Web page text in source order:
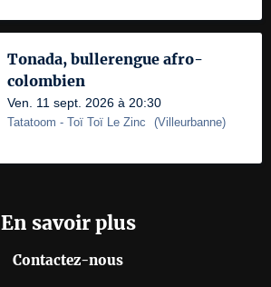
Tonada, bullerengue afro-
colombien
Ven. 11 sept. 2026 à 20:30
Tatatoom - Toï Toï Le Zinc (Villeurbanne)
En savoir plus
Contactez-nous